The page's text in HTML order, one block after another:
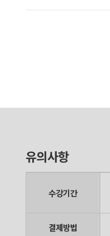
유의사항
수강기간
결제방법